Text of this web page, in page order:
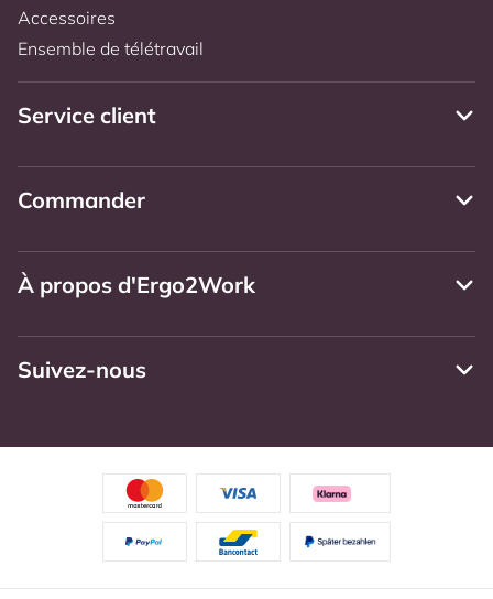
Accessoires
Ensemble de télétravail
Service client
Commander
À propos d'Ergo2Work
Suivez-nous